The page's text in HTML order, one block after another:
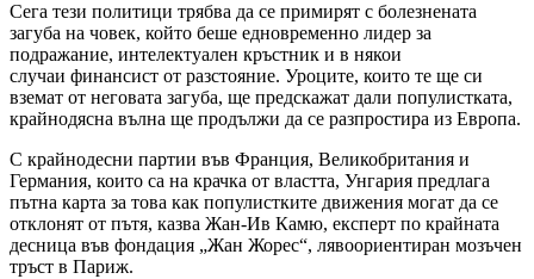
Сега тези политици трябва да се примирят с болезнената
загуба на човек, който беше едновременно лидер за
подражание, интелектуален кръстник и в някои
случаи финансист от разстояние. Уроците, които те ще си
вземат от неговата загуба, ще предскажат дали популистката,
крайнодясна вълна ще продължи да се разпростира из Европа.
С крайнодесни партии във Франция, Великобритания и
Германия, които са на крачка от властта, Унгария предлага
пътна карта за това как популистките движения могат да се
отклонят от пътя, казва Жан-Ив Камю, експерт по крайната
десница във фондация „Жан Жорес“, лявоориентиран мозъчен
тръст в Париж.